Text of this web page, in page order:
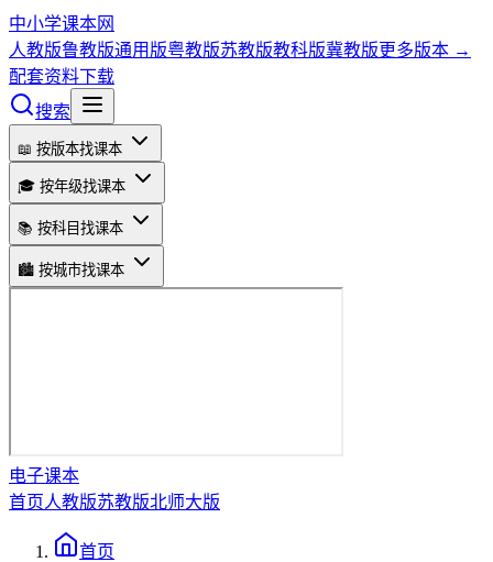
中小学课本网
人教版鲁教版通用版粤教版苏教版教科版冀教版更多版本 →
配套资料下载
搜索
📖 按版本找课本
🎓 按年级找课本
📚 按科目找课本
🏙️ 按城市找课本
电子课本
首页人教版苏教版北师大版
首页